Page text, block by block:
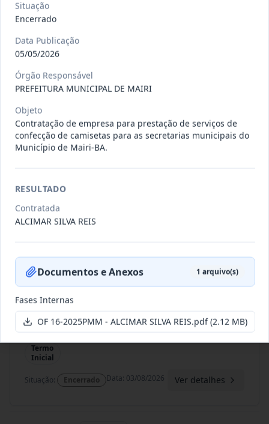
Inicial
011-
Termo
Inicial
Contratação de empresa especializada
Situação: Encerrado Data Ver detalhes
2023
Data:03/08/2026
009-
Termo
Inicial
Contratação de pessoa jurídica para
Situação: Encerrado Data: 03/08/2026 Ver detalhes
Situação
Encerrado
Data Publicação
05/05/2026
Órgão Responsável
PREFEITURA MUNICIPAL DE MAIRI
Objeto
Contratação de empresa para prestação de serviços de
confecção de camisetas para as secretarias municipais do
Município de Mairi-BA.
RESULTADO
Contratada
ALCIMAR SILVA REIS
Documentos e Anexos 1 arquivo(s)
Fases Internas
OF 16-2025PMM - ALCIMAR SILVA REIS.pdf(2.12 MB)